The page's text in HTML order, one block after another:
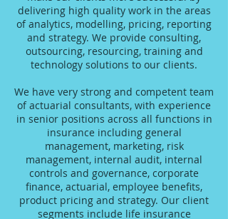
delivering high quality work in the areas
of analytics, modelling, pricing, reporting
and strategy. We provide consulting,
outsourcing, resourcing, training and
technology solutions to our clients.
We have very strong and competent team
of actuarial consultants, with experience
in senior positions across all functions in
insurance including general
management, marketing, risk
management, internal audit, internal
controls and governance, corporate
finance, actuarial, employee benefits,
product pricing and strategy. Our client
segments include life insurance